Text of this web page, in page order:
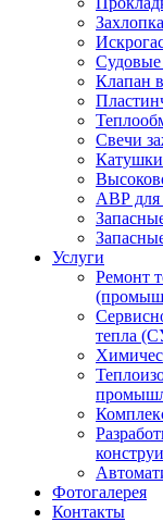
Судовые
Клапан
Свечи
АВР
Услуги
Ремонт
тепла
Фотогалерея
Контакты